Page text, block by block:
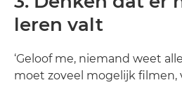
leren valt
‘Geloof me, niemand weet
moet zoveel mogelijk filmen,